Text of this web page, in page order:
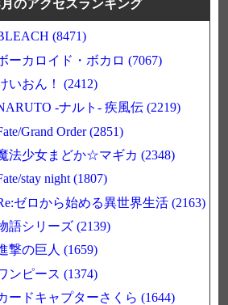
のアクセスランキング
(8471)
ーカロイド・ボカロ (7067)
いおん！ (2412)
-ナルト- 疾風伝 (2219)
Grand Order (2851)
法少女まどか☆マギカ (2348)
stay night (1807)
ゼロから始める異世界生活 (2163)
語シリーズ (2139)
撃の巨人 (1659)
ンピース (1374)
ードキャプターさくら (1644)